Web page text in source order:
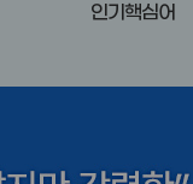
인기핵심어